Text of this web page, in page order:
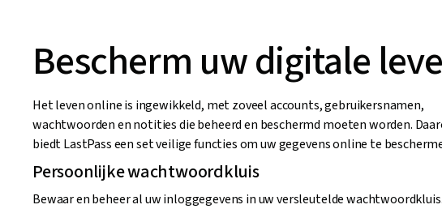
Bescherm uw digitale
Het leven online is ingewikkeld, met zoveel accounts, gebruikersnamen,
wachtwoorden en notities die beheerd en beschermd moeten worden.
biedt LastPass een set veilige functies om uw gegevens online te
Persoonlijke wachtwoordkluis
Bewaar en beheer al uw inloggegevens in uw versleutelde